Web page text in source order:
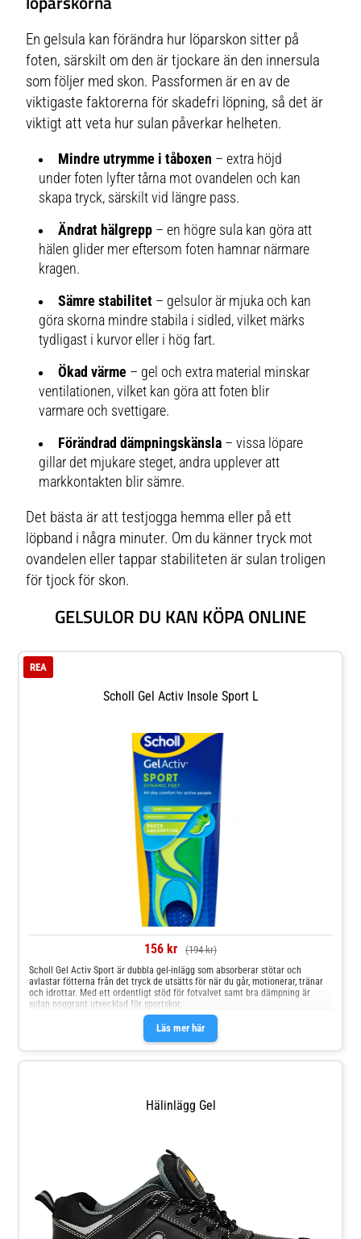
En gelsula kan förändra hur löparskon sitter på
foten, särskilt om den är tjockare än den innersula
som följer med skon. Passformen är en av de
viktigaste faktorerna för skadefri löpning, så det är
viktigt att veta hur sulan påverkar helheten.
Mindre utrymme i tåboxen – extra höjd
under foten lyfter tårna mot ovandelen och kan
skapa tryck, särskilt vid längre pass.
Ändrat hälgrepp – en högre sula kan göra att
hälen glider mer eftersom foten hamnar närmare
kragen.
Sämre stabilitet – gelsulor är mjuka och kan
göra skorna mindre stabila i sidled, vilket märks
tydligast i kurvor eller i hög fart.
Ökad värme – gel och extra material minskar
ventilationen, vilket kan göra att foten blir
varmare och svettigare.
Förändrad dämpningskänsla – vissa löpare
gillar det mjukare steget, andra upplever att
markkontakten blir sämre.
Det bästa är att testjogga hemma eller på ett
löpband i några minuter. Om du känner tryck mot
ovandelen eller tappar stabiliteten är sulan troligen
för tjock för skon.
GELSULOR DU KAN KÖPA ONLINE
Scholl Gel Activ Insole Sport L
REA
156 kr (194 kr)
Läs mer här
Scholl Gel Activ Sport är dubbla gel-inlägg som absorberar stötar och
avlastar fötterna från det tryck de utsätts för när du går, motionerar, tränar
och idrottar. Med ett ordentligt stöd för fotvalvet samt bra dämpning är
sulan noggrant utvecklad för sportskor.
Hälinlägg Gel